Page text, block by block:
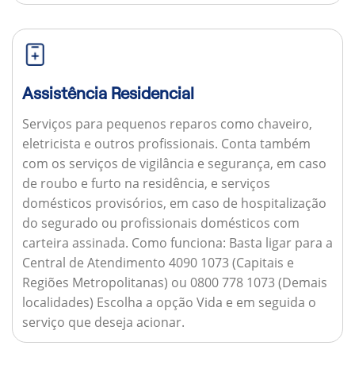
Assistência Residencial
Serviços para pequenos reparos como chaveiro,
eletricista e outros profissionais. Conta também
com os serviços de vigilância e segurança, em caso
de roubo e furto na residência, e serviços
domésticos provisórios, em caso de hospitalização
do segurado ou profissionais domésticos com
carteira assinada. Como funciona: Basta ligar para a
Central de Atendimento 4090 1073 (Capitais e
Regiões Metropolitanas) ou 0800 778 1073 (Demais
localidades) Escolha a opção Vida e em seguida o
serviço que deseja acionar.